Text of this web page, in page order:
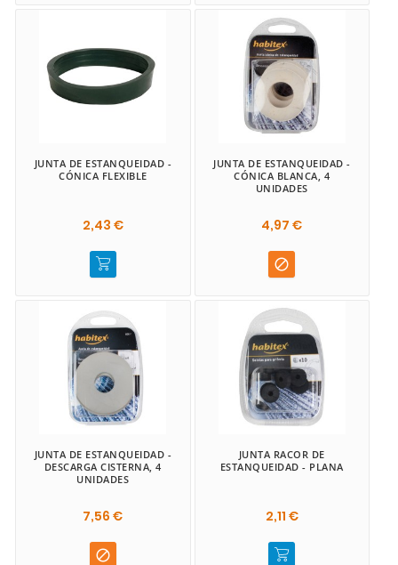
JUNTA DE ESTANQUEIDAD -
CÓNICA FLEXIBLE
2,43 €
JUNTA DE ESTANQUEIDAD -
CÓNICA BLANCA, 4
UNIDADES
4,97 €

JUNTA DE ESTANQUEIDAD -
DESCARGA CISTERNA, 4
UNIDADES
7,56 €

JUNTA RACOR DE
ESTANQUEIDAD - PLANA
2,11 €